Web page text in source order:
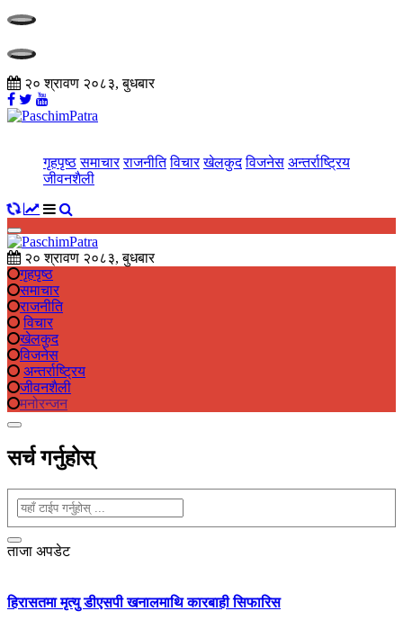
२० श्रावण २०८३, बुधबार
गृहपृष्ठ समाचार राजनीति विचार खेलकुद विजनेस अन्तर्राष्ट्रिय
जीवनशैली
२० श्रावण २०८३, बुधबार
गृहपृष्ठ
समाचार
राजनीति
विचार
खेलकुद
विजनेस
अन्तर्राष्ट्रिय
जीवनशैली
मनोरन्जन
सर्च गर्नुहोस्
ताजा अपडेट
हिरासतमा मृत्यु डीएसपी खनालमाथि कारबाही सिफारिस